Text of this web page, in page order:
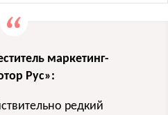
маркетинг-
Рус»:
редкий